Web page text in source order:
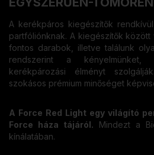
A kerékpáros kiegészítők
partfóliónknak. A kiegészítők
fontos darabok, illetve találunk
rendszerint a
kerékpározási élményt
szokásos prémium minőséget
A Force Red Light egy világító
Force háza tájáról. Mindezt a
kínálatában.